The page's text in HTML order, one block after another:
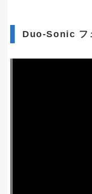
Duo-Sonic フ